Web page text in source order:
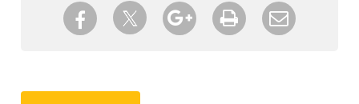
Partager sur Facebook
Partager sur TwitterPartager sur Google+
Imprimer